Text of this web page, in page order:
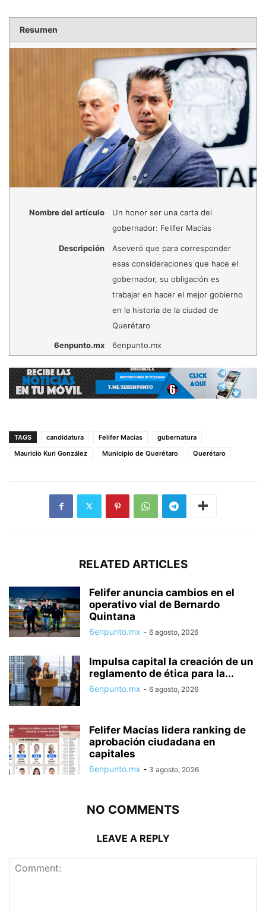
Resumen
Nombre del artículo
Un honor ser una carta del
gobernador: Felifer Macías
Descripción
Aseveró que para corresponder
esas consideraciones que hace el
gobernador, su obligación es
trabajar en hacer el mejor gobierno
en la historia de la ciudad de
Querétaro
6enpunto.mx 6enpunto.mx
TAGS candidatura Felifer Macías
gubernatura
Mauricio Kuri González
Municipio de Querétaro Querétaro
RELATED ARTICLES
Felifer anuncia cambios en el
operativo vial de Bernardo
Quintana
6enpunto.mx - 6 agosto, 2026
Impulsa capital la creación de un
reglamento de ética para la...
6enpunto.mx - 6 agosto, 2026
Felifer Macías lidera ranking de
aprobación ciudadana en
capitales
6enpunto.mx - 3 agosto, 2026
NO COMMENTS
LEAVE A REPLY